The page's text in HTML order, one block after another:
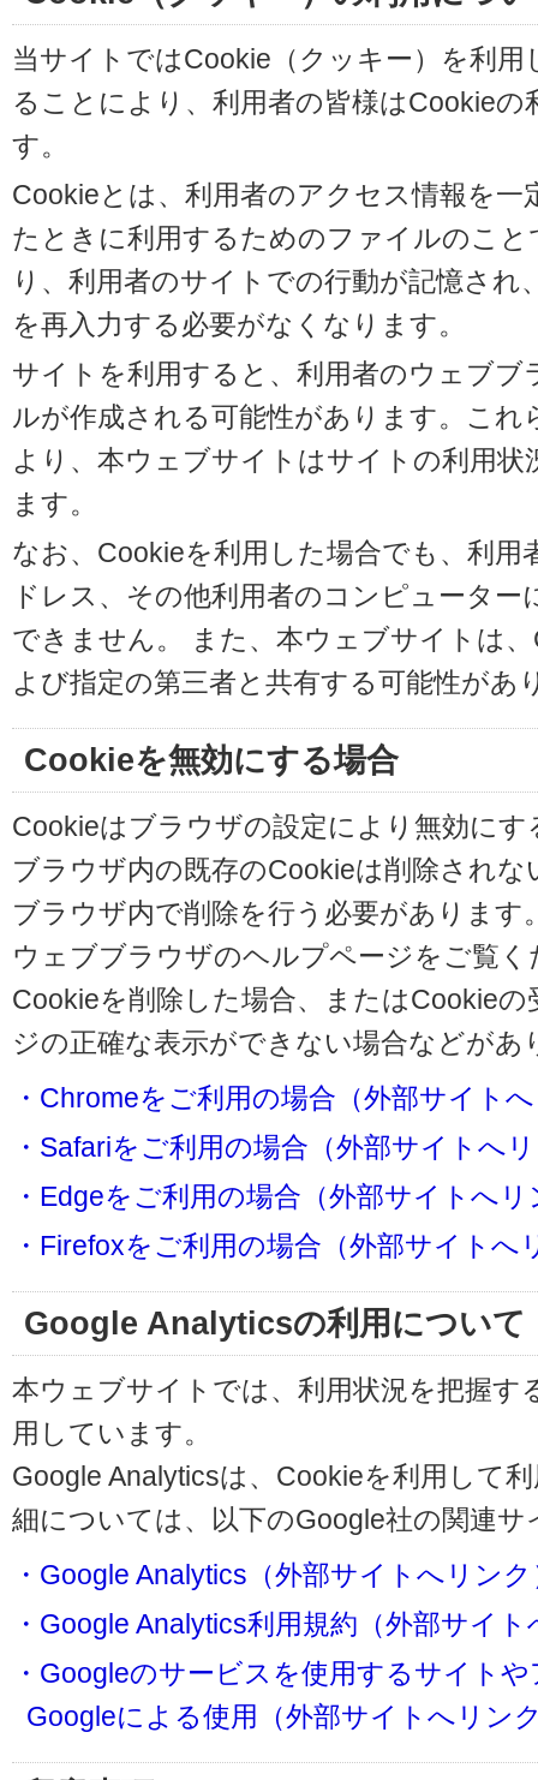
当サイトではCookie（クッキー）を利
ることにより、利用者の皆様はCookie
す。
Cookieとは、利用者のアクセス情報を
たときに利用するためのファイルのこ
り、利用者のサイトでの行動が記憶さ
を再入力する必要がなくなります。
サイトを利用すると、利用者のウェブ
ルが作成される可能性があります。こ
より、本ウェブサイトはサイトの利用
ます。
なお、Cookieを利用した場合でも、利用
ドレス、その他利用者のコンピュータ
できません。 また、本ウェブサイトは
よび指定の第三者と共有する可能性があ
Cookieを無効にする場合
Cookieはブラウザの設定により無効に
ブラウザ内の既存のCookieは削除され
ブラウザ内で削除を行う必要があります
ウェブブラウザのヘルプページをご覧く
Cookieを削除した場合、またはCookie
ジの正確な表示ができない場合などが
・Chromeをご利用の場合（外部サイト
・Safariをご利用の場合（外部サイトへ
・Edgeをご利用の場合（外部サイトへリ
・Firefoxをご利用の場合（外部サイトへ
Google Analyticsの利用について
本ウェブサイトでは、利用状況を把握す
用しています。
Google Analyticsは、Cookieを利用して
細については、以下のGoogle社の関連
・Google Analytics（外部サイトへリンク
・Google Analytics利用規約（外部サイ
・Googleのサービスを使用するサイト
Googleによる使用（外部サイトへリン